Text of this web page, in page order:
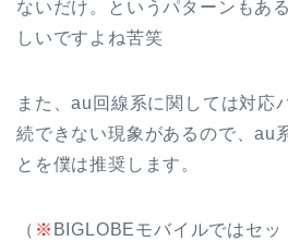
ないだけ。というパターンもあ
しいですよね苦笑
また、au回線系に関しては対応
続できない現象があるので、au
とを僕は推奨します。
（ ※ BIGLOBEモバイルではセ